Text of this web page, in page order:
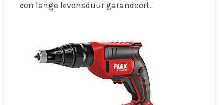
een lange levensduur garandeert.